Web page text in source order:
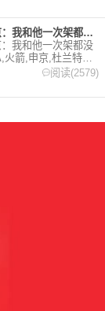
[体育世界]与KD关系不和？申京：我和他一次架都没吵过 我们
我和他一次架都没
火箭,申京,杜兰特。
新的足球，篮球体
阅读(2579)